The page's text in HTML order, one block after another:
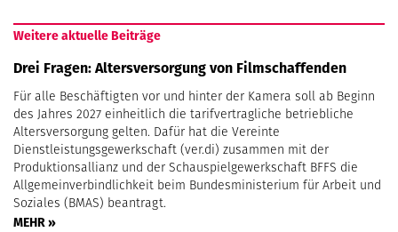
Weitere aktuelle Beiträge
Drei Fragen: Altersversorgung von Filmschaffenden
Für alle Beschäftigten vor und hinter der Kamera soll ab Beginn
des Jahres 2027 einheitlich die tarifvertragliche betriebliche
Altersversorgung gelten. Dafür hat die Vereinte
Dienstleistungsgewerkschaft (ver.di) zusammen mit der
Produktionsallianz und der Schauspielgewerkschaft BFFS die
Allgemeinverbindlichkeit beim Bundesministerium für Arbeit und
Soziales (BMAS) beantragt.
MEHR »